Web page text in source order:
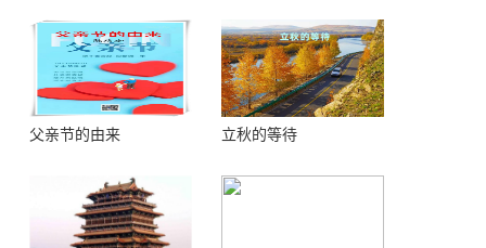
父亲节的由来 立秋的等待